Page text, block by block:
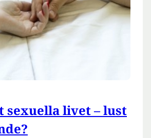
sexuella livet – lust